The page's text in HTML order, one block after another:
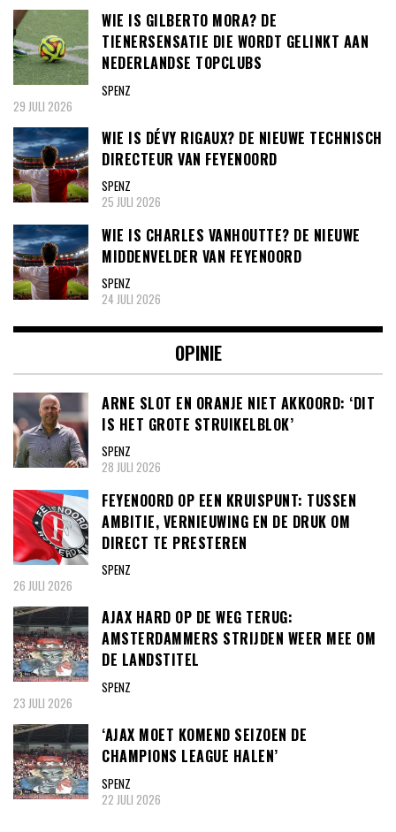
WIE IS GILBERTO MORA? DE
TIENERSENSATIE DIE WORDT GELINKT AAN
NEDERLANDSE TOPCLUBS
SPENZ
29 JULI 2026
WIE IS DÉVY RIGAUX? DE NIEUWE TECHNISCH
DIRECTEUR VAN FEYENOORD
SPENZ
25 JULI 2026
WIE IS CHARLES VANHOUTTE? DE NIEUWE
MIDDENVELDER VAN FEYENOORD
SPENZ
24 JULI 2026
OPINIE
ARNE SLOT EN ORANJE NIET AKKOORD: ‘DIT
IS HET GROTE STRUIKELBLOK’
SPENZ
28 JULI 2026
FEYENOORD OP EEN KRUISPUNT: TUSSEN
AMBITIE, VERNIEUWING EN DE DRUK OM
DIRECT TE PRESTEREN
SPENZ
26 JULI 2026
AJAX HARD OP DE WEG TERUG:
AMSTERDAMMERS STRIJDEN WEER MEE OM
DE LANDSTITEL
SPENZ
23 JULI 2026
‘AJAX MOET KOMEND SEIZOEN DE
CHAMPIONS LEAGUE HALEN’
SPENZ
22 JULI 2026